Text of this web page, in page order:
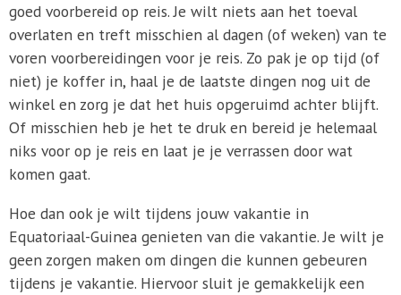
goed voorbereid op reis. Je wilt niets aan het toeval
overlaten en treft misschien al dagen (of weken) van te
voren voorbereidingen voor je reis. Zo pak je op tijd (of
niet) je koffer in, haal je de laatste dingen nog uit de
winkel en zorg je dat het huis opgeruimd achter blijft.
Of misschien heb je het te druk en bereid je helemaal
niks voor op je reis en laat je je verrassen door wat
komen gaat.
Hoe dan ook je wilt tijdens jouw vakantie in
Equatoriaal-Guinea genieten van die vakantie. Je wilt je
geen zorgen maken om dingen die kunnen gebeuren
tijdens je vakantie. Hiervoor sluit je gemakkelijk een